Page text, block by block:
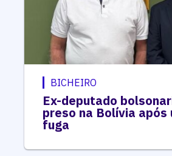
BICHEIRO
Ex-deputado
preso na Bolívia após
fuga